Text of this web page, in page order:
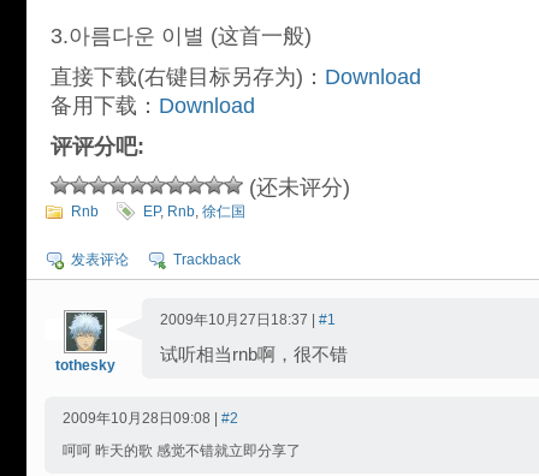
3.아름다운 이별 (这首一般)
直接下载(右键目标另存为)： Download
备用下载： Download
评评分吧:
(还未评分)
Rnb EP, Rnb, 徐仁国
发表评论 Trackback
tothesky
2009年10月27日18:37 | #1
试听相当rnb啊，很不错
2009年10月28日09:08 | #2
呵呵 昨天的歌 感觉不错就立即分享了